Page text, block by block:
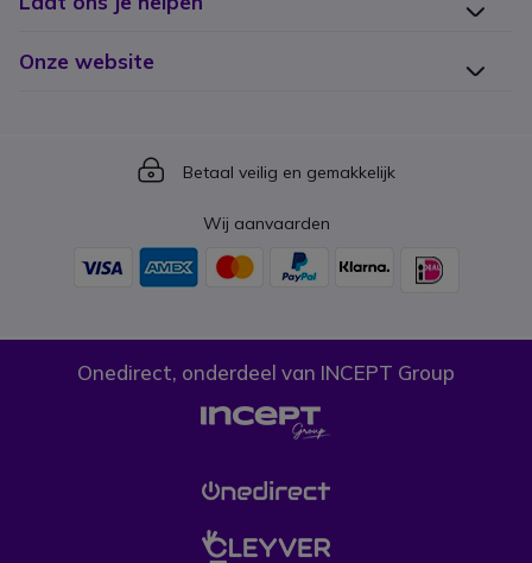
Onze website
Icon
Betaal veilig en gemakkelijk
Wij aanvaarden
Onedirect, onderdeel van INCEPT Group